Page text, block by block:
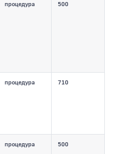
процедура 500
процедура 710
процедура 500